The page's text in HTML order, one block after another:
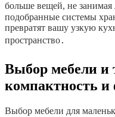
больше вещей, не
подобранные системы
превратят вашу узкую
пространство․
Выбор мебели и
компактность и
Выбор мебели для